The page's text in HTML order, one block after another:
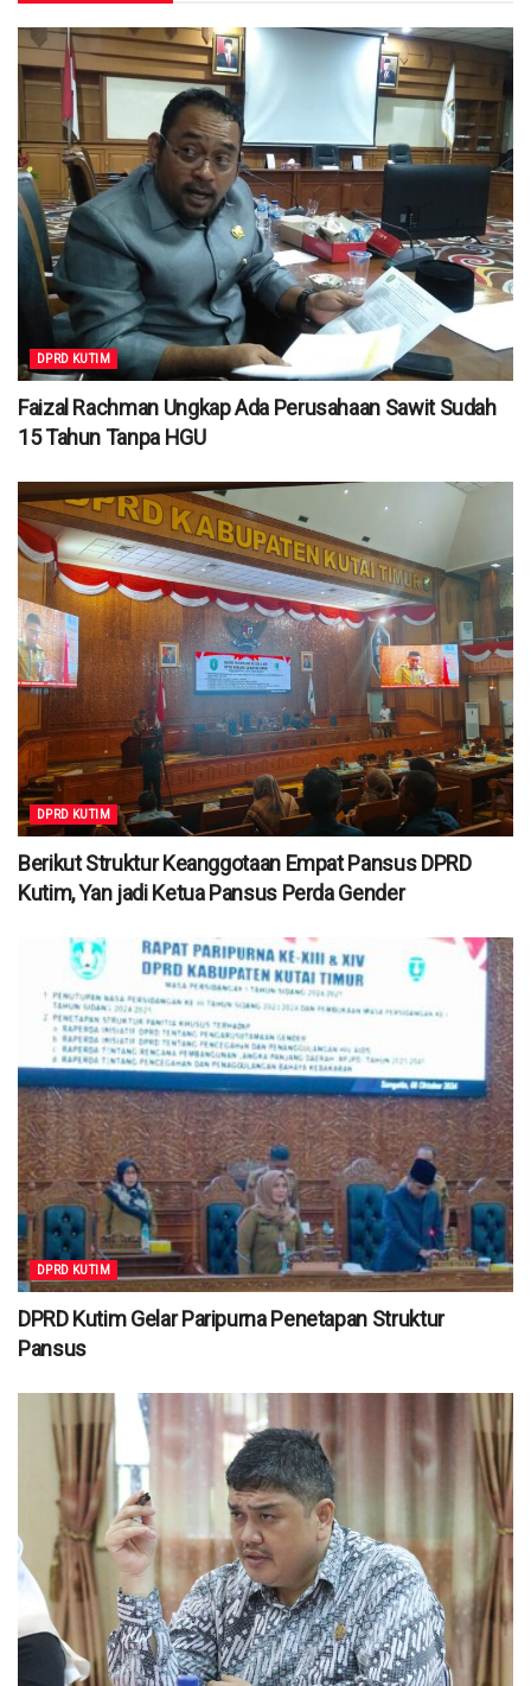
DPRD KUTIM
Faizal Rachman Ungkap Ada Perusahaan Sawit Sudah
15 Tahun Tanpa HGU
DPRD KUTIM
Berikut Struktur Keanggotaan Empat Pansus DPRD
Kutim, Yan jadi Ketua Pansus Perda Gender
DPRD KUTIM
DPRD Kutim Gelar Paripurna Penetapan Struktur
Pansus